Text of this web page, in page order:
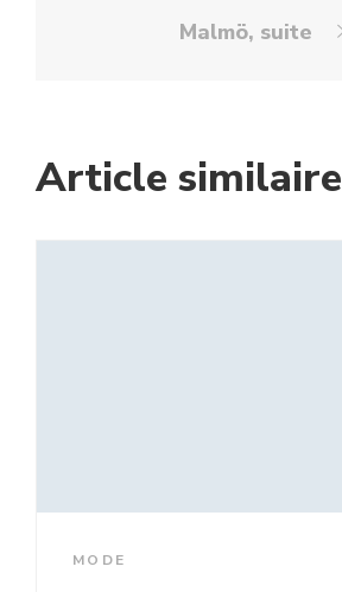
Malmö, suite
Article similaire
MODE